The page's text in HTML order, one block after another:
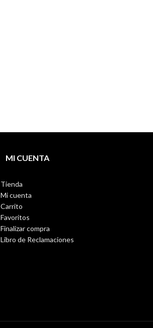
MI CUENTA
Tienda
Mi cuenta
Carrito
Favoritos
Finalizar compra
Libro de Reclamaciones